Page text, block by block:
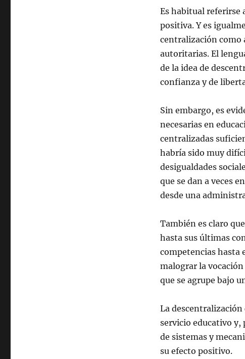
Es habitual referirse
positiva. Y es
centralización como
autoritarias. El
de la idea de
confianza y de
Sin embargo, es
necesarias en
centralizadas
habría sido muy
desigualdades
que se dan a veces
desde una
También es claro
hasta sus últimas
competencias hasta
malograr la
que se agrupe bajo
La descentralización
servicio educativo y,
de sistemas y
su efecto positivo.